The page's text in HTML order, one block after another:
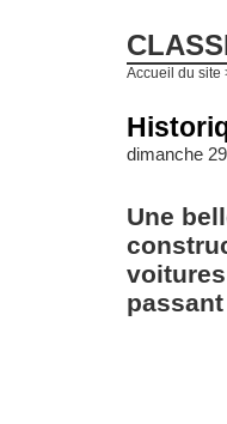
Accueil du site
dimanche
Une